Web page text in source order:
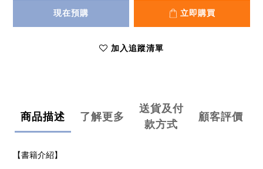
現在預購 立即購買
加入追蹤清單
商品描述 了解更多
送貨及付
款方式
顧客評價
【書籍介紹】